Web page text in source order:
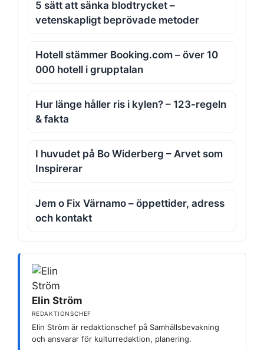
5 sätt att sänka blodtrycket –
vetenskapligt beprövade metoder
Hotell stämmer Booking.com – över 10
000 hotell i grupptalan
Hur länge håller ris i kylen? – 123-regeln
& fakta
I huvudet på Bo Widerberg – Arvet som
Inspirerar
Jem o Fix Värnamo – öppettider, adress
och kontakt
Elin Ström
REDAKTIONSCHEF
Elin Ström är redaktionschef på Samhällsbevakning
och ansvarar för kulturredaktion, planering.